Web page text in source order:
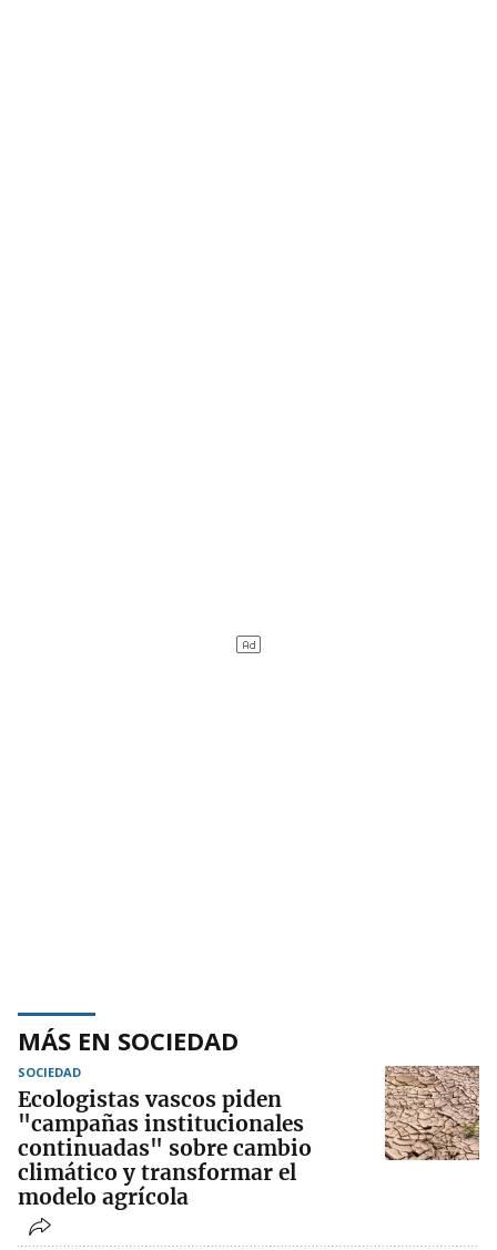
MÁS EN SOCIEDAD
SOCIEDAD
Ecologistas vascos piden
"campañas institucionales
continuadas" sobre cambio
climático y transformar el
modelo agrícola